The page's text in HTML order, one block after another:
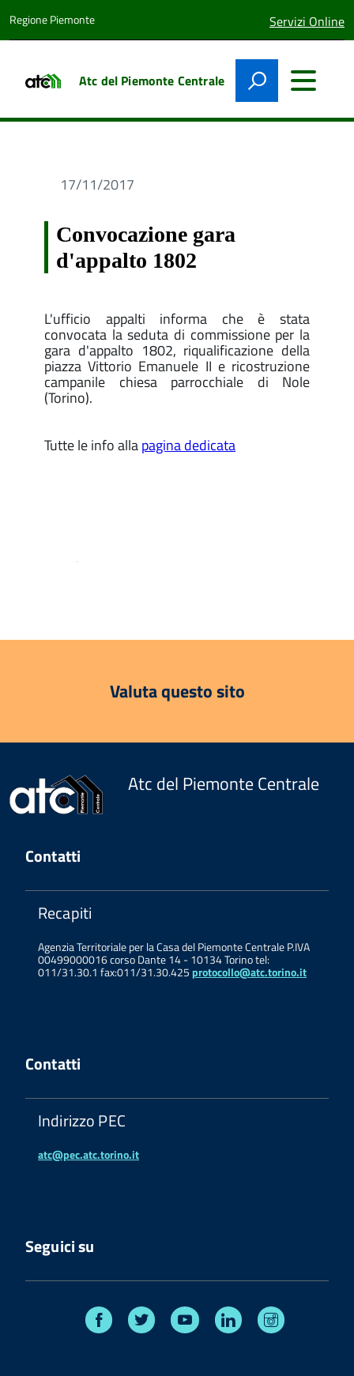
Regione Piemonte lingua
attiva:
Servizi Online
Atc del Piemonte Centrale
17/11/2017
Convocazione gara
d'appalto 1802
L'ufficio appalti informa che è stata
convocata la seduta di commissione per la
gara d'appalto 1802, riqualificazione della
piazza Vittorio Emanuele II e ricostruzione
campanile chiesa parrocchiale di Nole
(Torino).
Tutte le info allapagina dedicata
.
Valuta questo sito
Atc del Piemonte Centrale
Contatti
Recapiti
Agenzia Territoriale per la Casa del Piemonte Centrale P.IVA
00499000016 corso Dante 14 - 10134 Torino tel:
011/31.30.1 fax:011/31.30.425 protocollo@atc.torino.it
Contatti
Indirizzo PEC
atc@pec.atc.torino.it
Seguici su
Facebook Twitter Youtube Linkedin